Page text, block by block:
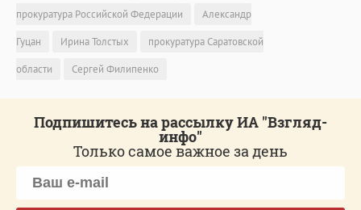
прокуратура Российской Федерации
Александр
Гуцан
Ирина Толстых
прокуратура Саратовской
области
Сергей Филипенко
Подпишитесь на рассылку ИА "Взгляд-
инфо"
Только самое важное за день